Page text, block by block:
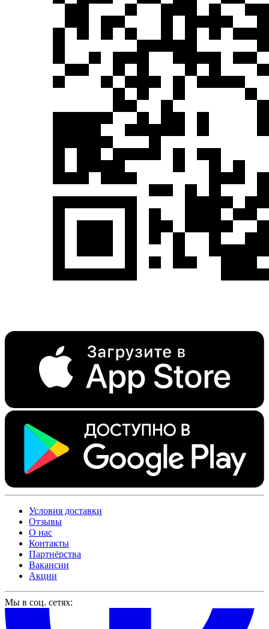
Условия доставки
Отзывы
О нас
Контакты
Партнёрства
Вакансии
Акции
Мы в соц. сетях: